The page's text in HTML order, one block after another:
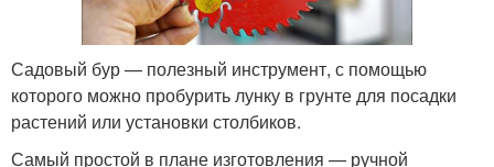
Садовый бур — полезный инструмент, с помощью
которого можно пробурить лунку в грунте для посадки
растений или установки столбиков.
Самый простой в плане изготовления — ручной